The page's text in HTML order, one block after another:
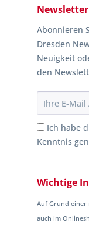
Newsletter
Abonnieren
Dresden
Neuigkeit
den
Ich habe
Kenntnis
Wichtige
Auf Grund einer
auch im